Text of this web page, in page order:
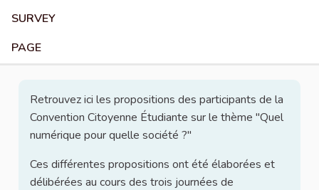
SURVEY
PAGE
Retrouvez ici les propositions des participants de la
Convention Citoyenne Étudiante sur le thème "Quel
numérique pour quelle société ?"
Ces différentes propositions ont été élaborées et
délibérées au cours des trois journées de